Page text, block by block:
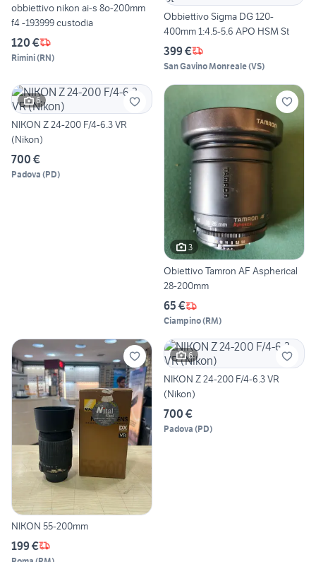
obbiettivo nikon ai-s 8o-200mm
f4 -193999 custodia
120 €
Rimini(RN)
Obbiettivo Sigma DG 120-
400mm 1:4.5-5.6 APO HSM St
399 €
San Gavino Monreale(VS)
6
NIKON Z 24-200 F/4-6.3 VR
(Nikon)
700 €
Padova (PD)
3
Obiettivo Tamron AF Aspherical
28-200mm
65 €
Ciampino(RM)
NIKON 55-200mm
199 €
6
NIKON Z 24-200 F/4-6.3 VR
(Nikon)
700 €
Padova (PD)